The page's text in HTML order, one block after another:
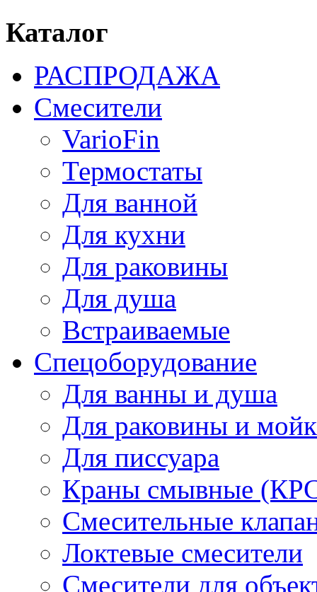
Каталог
РАСПРОДАЖА
Смесители
VarioFin
Термостаты
Для ванной
Для кухни
Для раковины
Для душа
Встраиваемые
Спецоборудование
Для ванны и душа
Для раковины и
Для писсуара
Краны смывные
Смесительные
Локтевые смесители
Смесители для